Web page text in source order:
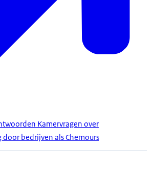
Kamervragen over
bedrijven als Chemours